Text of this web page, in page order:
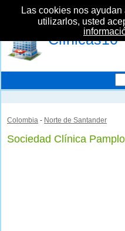
Clínicas10
Colombia - Norte de Santander
Sociedad Clínica
Las cookies nos ayudan
utilizarlos, usted